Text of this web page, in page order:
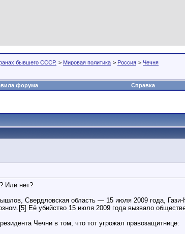
бывшего СССР. > Мировая политика > Россия > Чечня
форума Справка
Или нет?
Свердловская область — 15 июля 2009 года,
Её убийство 15 июля 2009 года вызвало
Чечни в том, что тот угрожал правозащитнице: